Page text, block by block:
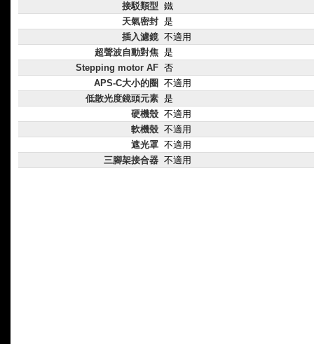
接駁類型 鐵
天氣密封 是
插入濾鏡 不適用
超聲波自動對焦 是
Stepping motor AF 否
APS-C大小的圈
不適用
低散光度鏡頭元素 是
硬機殼 不適用
軟機殼 不適用
遮光罩 不適用
三腳架接合器 不適用